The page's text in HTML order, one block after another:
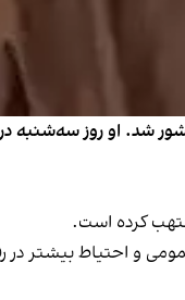
شد. او روز سه‌شنبه
کرده است.
و احتیاط بیشتر در